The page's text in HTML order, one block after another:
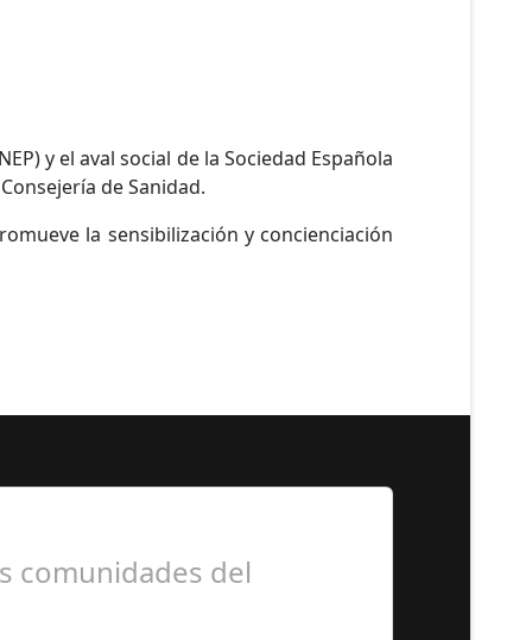
y el aval social de la Sociedad Española
de Sanidad.
la sensibilización y concienciación
comunidades del